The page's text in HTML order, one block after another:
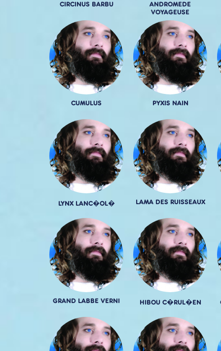
CIRCINUS BARBU
ANDROMEDE
VOYAGEUSE
CUMULUS PYXIS NAIN
LYNX LANC�OL� LAMA DES RUISSEAUX
GRAND LABBE VERNI HIBOU C�RUL�EN